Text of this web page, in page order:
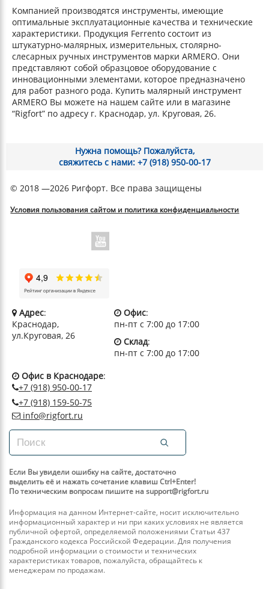
Компанией производятся инструменты, имеющие
оптимальные эксплуатационные качества и технические
характеристики. Продукция Ferrento состоит из
штукатурно-малярных, измерительных, столярно-
слесарных ручных инструментов марки ARMERO. Они
представляют собой образцовое оборудование с
инновационными элементами, которое предназначено
для работ разного рода. Купить малярный инструмент
ARMERO Вы можете на нашем сайте или в магазине
“Rigfort” по адресу г. Краснодар, ул. Круговая, 26.
Нужна помощь? Пожалуйста,
свяжитесь с нами: +7 (918) 950-00-17
© 2018 —2026 Ригфорт. Все права защищены
Условия пользования сайтом и политика конфиденциальности
Адрес:
Краснодар,
ул.Круговая, 26
Офис:
пн-пт с 7:00 до 17:00
Склад:
пн-пт с 7:00 до 17:00
Офис в Краснодаре:
+7 (918) 950-00-17
+7 (918) 159-50-75
info@rigfort.ru
Если Вы увидели ошибку на сайте, достаточно
выделить её и нажать сочетание клавиш Ctrl+Enter!
По техническим вопросам пишите на support@rigfort.ru
Информация на данном Интернет-сайте, носит исключительно
информационный характер и ни при каких условиях не является
публичной офертой, определяемой положениями Статьи 437
Гражданского кодекса Российской Федерации. Для получения
подробной информации о стоимости и технических
характеристиках товаров, пожалуйста, обращайтесь к
менеджерам по продажам.